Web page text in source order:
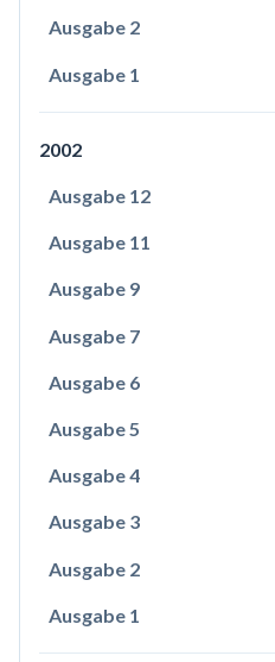
Ausgabe 2
Ausgabe 1
2002
Ausgabe 12
Ausgabe 11
Ausgabe 9
Ausgabe 7
Ausgabe 6
Ausgabe 5
Ausgabe 4
Ausgabe 3
Ausgabe 2
Ausgabe 1